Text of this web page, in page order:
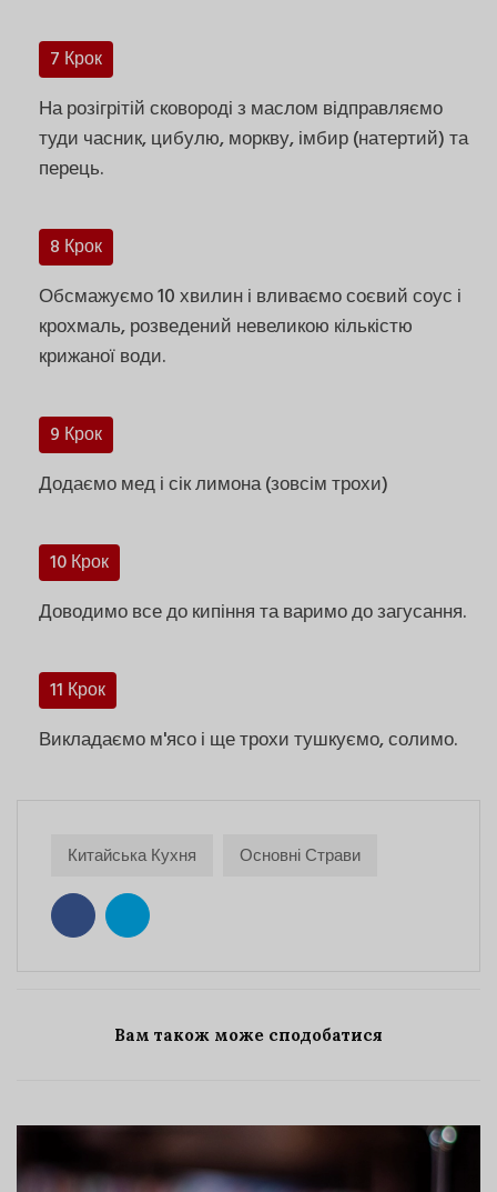
7 Крок
На розігрітій сковороді з маслом відправляємо
туди часник, цибулю, моркву, імбир (натертий) та
перець.
8 Крок
Обсмажуємо 10 хвилин і вливаємо соєвий соус і
крохмаль, розведений невеликою кількістю
крижаної води.
9 Крок
Додаємо мед і сік лимона (зовсім трохи)
10 Крок
Доводимо все до кипіння та варимо до загусання.
11 Крок
Викладаємо м'ясо і ще трохи тушкуємо, солимо.
Китайська Кухня Основні Страви
Вам також може сподобатися